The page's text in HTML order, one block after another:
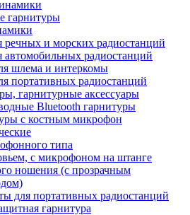
гарнитуры
речных и морских радиостанций
автомобильных радиостанций
шлема и интеркомы
портативных радиостанций
гарнитурные аксессуары
Bluetooth гарнитуры
с костным микрофон
типа
с микрофоном на штанге
ношения (с прозрачным
для портативных радиостанций
гарнитура